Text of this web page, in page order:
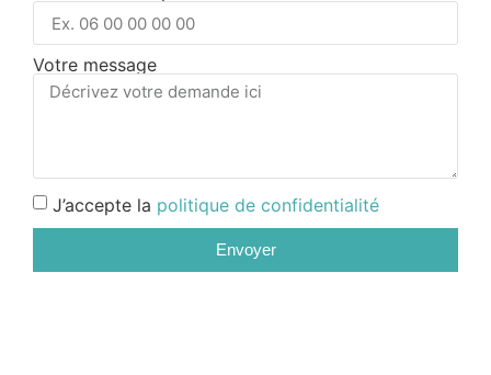
Votre message
J’accepte la politique de confidentialité
Envoyer